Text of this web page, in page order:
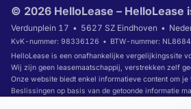
© 2026 HelloLease –
Verdunplein 17 5627 SZ Eindhoven
KvK-nummer: 98336126
BTW-nummer:
HelloLease is een onafhankelijke vergelijkingssite
Wij zijn geen leasemaatschappij, verstrekken zelf
Onze website biedt enkel informatieve content om
Beslissingen op basis van de getoonde informatie